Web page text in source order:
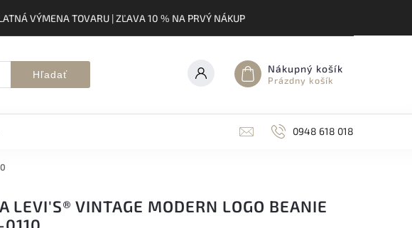
VÝMENA TOVARU | ZĽAVA 10 % NA PRVÝ NÁKUP
Hľadať Nákupný košík
Prázdny košík
0948 618 018
LEVI'S® VINTAGE MODERN LOGO BEANIE